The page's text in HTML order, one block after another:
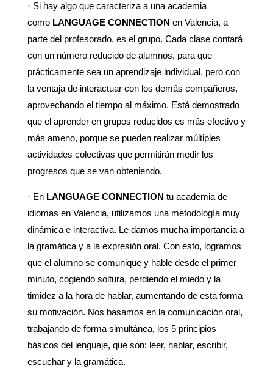
· Si hay algo que caracteriza a una academia
como LANGUAGE CONNECTION en Valencia, a
parte del profesorado, es el grupo. Cada clase contará
con un número reducido de alumnos, para que
prácticamente sea un aprendizaje individual, pero con
la ventaja de interactuar con los demás compañeros,
aprovechando el tiempo al máximo. Está demostrado
que el aprender en grupos reducidos es más efectivo y
más ameno, porque se pueden realizar múltiples
actividades colectivas que permitirán medir los
progresos que se van obteniendo.
· En LANGUAGE CONNECTION tu academia de
idiomas en Valencia, utilizamos una metodología muy
dinámica e interactiva. Le damos mucha importancia a
la gramática y a la expresión oral. Con esto, logramos
que el alumno se comunique y hable desde el primer
minuto, cogiendo soltura, perdiendo el miedo y la
timidez a la hora de hablar, aumentando de esta forma
su motivación. Nos basamos en la comunicación oral,
trabajando de forma simultánea, los 5 principios
básicos del lenguaje, que son: leer, hablar, escribir,
escuchar y la gramática.